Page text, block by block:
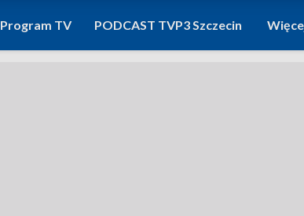
Program TV PODCAST TVP3 Szczecin